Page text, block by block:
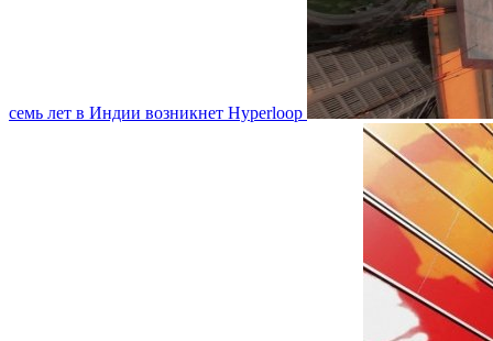
семь лет в Индии возникнет Hyperloop